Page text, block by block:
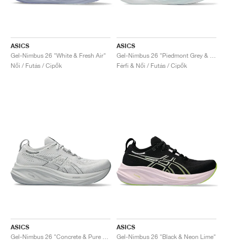
ASICS
Gel-Nimbus 26 "White & Fresh Air"
Női / Futás / Cipők
ASICS
Férfi & Női / Futás / Cipők
ASICS
ASICS
Gel-Nimbus 26 "Black & Neon Lime"